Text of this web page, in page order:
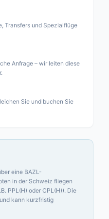
Transfers und Spezialflüge
Anfrage – wir leiten diese
Sie und buchen Sie
eine BAZL-
in der Schweiz fliegen
PPL(H) oder CPL(H)). Die
kann kurzfristig